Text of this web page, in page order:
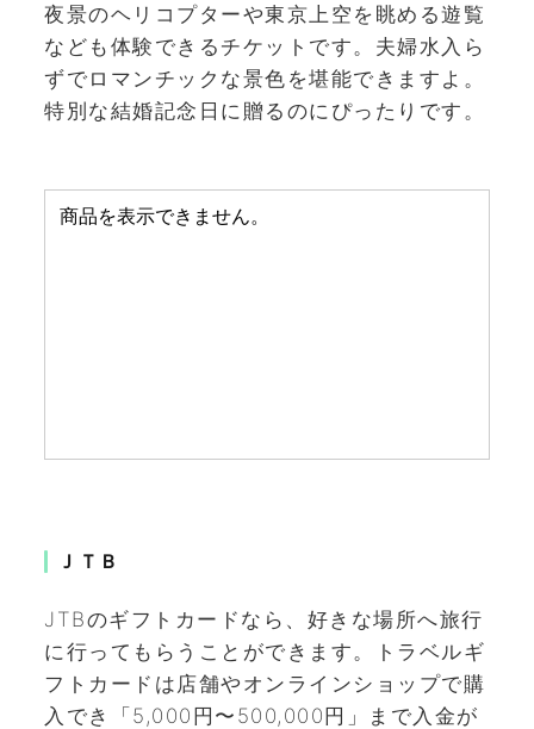
夜景のヘリコプターや東京上空を眺める遊覧
なども体験できるチケットです。夫婦水入ら
ずでロマンチックな景色を堪能できますよ。
特別な結婚記念日に贈るのにぴったりです。
ＪＴＢ
JTBのギフトカードなら、好きな場所へ旅行
に行ってもらうことができます。トラベルギ
フトカードは店舗やオンラインショップで購
入でき「5,000円〜500,000円」まで入金が